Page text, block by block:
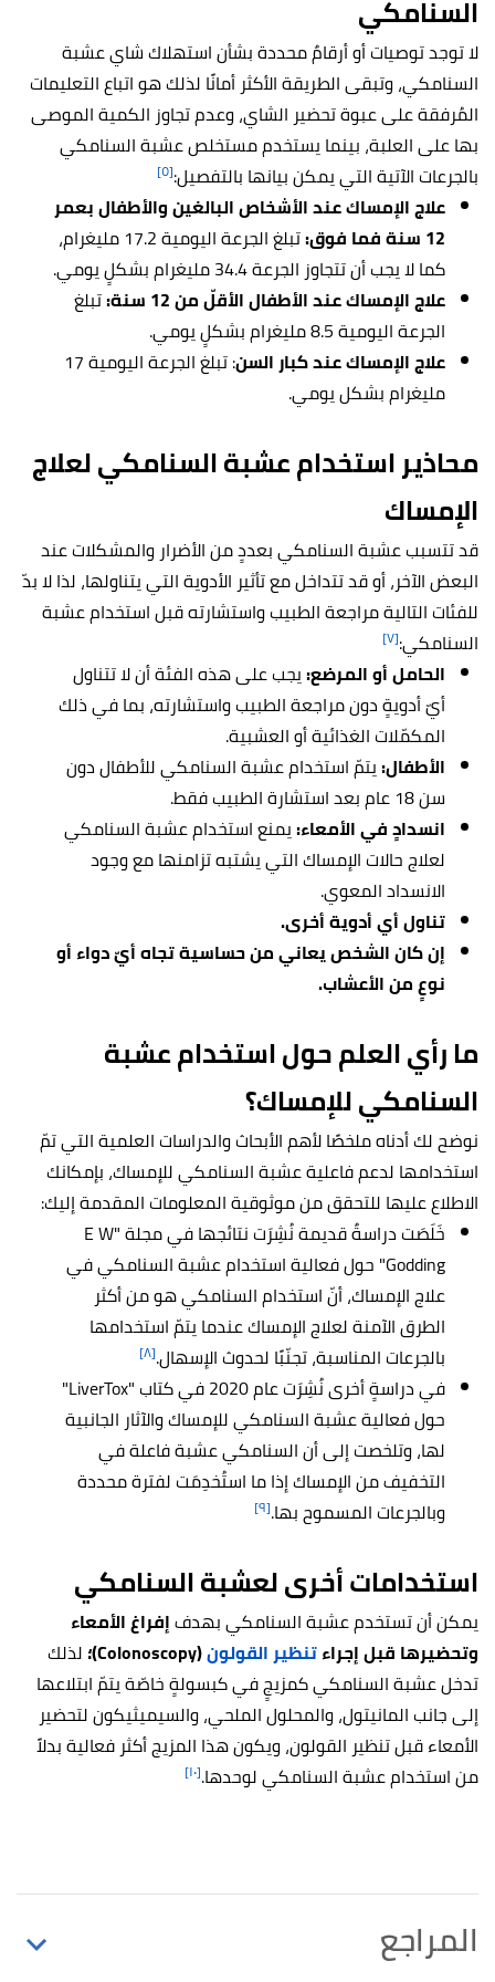
السنامكي
لا توجد توصيات أو أرقامٌ محددة بشأن استهلاك شاي عشبة
السنامكي، وتبقى الطريقة الأكثر أمانًا لذلك هو اتباع التعليمات
المُرفقة على عبوة تحضير الشاي، وعدم تجاوز الكمية الموصى
بها على العلبة، بينما يستخدم مستخلص عشبة السنامكي
بالجرعات الآتية التي يمكن بيانها بالتفصيل:[٥]
علاج الإمساك عند الأشخاص البالغين والأطفال بعمر
12 سنة فما فوق:
تبلغ الجرعة اليومية 17.2 مليغرام،
كما لا يجب أن تتجاوز الجرعة 34.4 مليغرام بشكلٍ يومي.
علاج الإمساك عند الأطفال الأقلّ من 12 سنة:
تبلغ
الجرعة اليومية 8.5 مليغرام بشكلٍ يومي.
علاج الإمساك عند كبار السن
: تبلغ الجرعة اليومية 17
مليغرام بشكل يومي.
محاذير استخدام عشبة السنامكي لعلاج
الإمساك
قد تتسبب عشبة السنامكي بعددٍ من الأضرار والمشكلات عند
البعض الآخر، أو قد تتداخل مع تأثير الأدوية التي يتناولها، لذا لا بدّ
للفئات التالية مراجعة الطبيب واستشارته قبل استخدام عشبة
السنامكي:[٧]
الحامل أو المرضع:يجب على هذه الفئة أن لا تتناول
أيّ أدويةٍ دون مراجعة الطبيب واستشارته، بما في ذلك
المكمّلات الغذائية أو العشبية.
الأطفال:يتمّ استخدام عشبة السنامكي للأطفال دون
سن 18 عام بعد استشارة الطبيب فقط.
انسدادٍ في الأمعاء:يمنع استخدام عشبة السنامكي
لعلاج حالات الإمساك التي يشتبه تزامنها مع وجود
الانسداد المعوي.
تناول أي أدوية أخرى.
إن كان الشخص يعاني من حساسية تجاه أيّ دواء أو
نوعٍ من الأعشاب.
ما رأي العلم حول استخدام عشبة
السنامكي للإمساك؟
نوضح لك أدناه ملخصًا لأهم الأبحاث والدراسات العلمية التي تمّ
استخدامها لدعم فاعلية عشبة السنامكي للإمساك، بإمكانك
الاطلاع عليها للتحقق من موثوقية المعلومات المقدمة إليك:
خَلَصَت دراسةٌ قديمة نُشِرَت نتائجها في مجلة "E W
Godding" حول فعالية استخدام عشبة السنامكي في
علاج الإمساك، أنّ استخدام السنامكي هو من أكثر
الطرق الآمنة لعلاج الإمساك عندما يتمّ استخدامها
بالجرعات المناسبة، تجنّبًا لحدوث الإسهال.[٨]
في دراسةٍ أخرى نُشِرَت عام 2020 في كتاب "LiverTox"
حول فعالية عشبة السنامكي للإمساك والآثار الجانبية
لها، وتلخصت إلى أن السنامكي عشبة فاعلة في
التخفيف من الإمساك إذا ما استُخدِمَت لفترة محددة
وبالجرعات المسموح بها.[٩]
استخدامات أخرى لعشبة السنامكي
يمكن أن تستخدم عشبة السنامكي بهدفإفراغ الأمعاء
وتحضيرها قبل إجراءتنظير القولون(Colonoscopy)؛
لذلك
تدخل عشبة السنامكي كمزيجٍ في كبسولةٍ خاصّة يتمّ ابتلاعها
إلى جانب المانيتول، والمحلول الملحي، والسيميثيكون لتحضير
الأمعاء قبل تنظير القولون، ويكون هذا المزيج أكثر فعالية بدلاً
من استخدام عشبة السنامكي لوحدها.[١٠]
المراجع